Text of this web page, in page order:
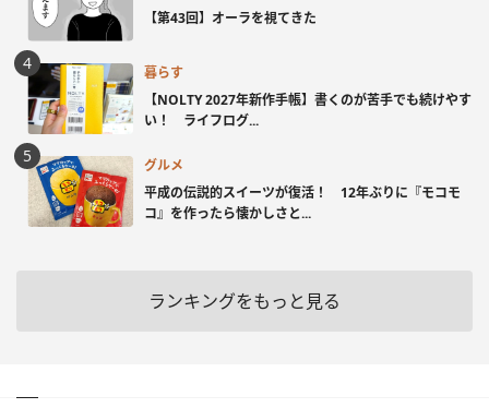
【第43回】オーラを視てきた
暮らす
【NOLTY 2027年新作手帳】書くのが苦手でも続けやす
い！ ライフログ...
グルメ
平成の伝説的スイーツが復活！ 12年ぶりに『モコモ
コ』を作ったら懐かしさと...
ランキングをもっと見る